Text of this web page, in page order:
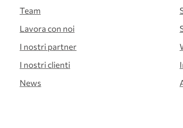
Team
Lavora con noi
I nostri partner
I nostri clienti
News